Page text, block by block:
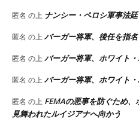
匿名 の上 ナンシー・ペロシ軍事法
匿名 の上バーガー将軍、後任を指名
匿名 の上バーガー将軍、ホワイト
匿名 の上バーガー将軍、ホワイト
匿名 の上 FEMAの悪事を防ぐため
見舞われたルイジアナへ向かう